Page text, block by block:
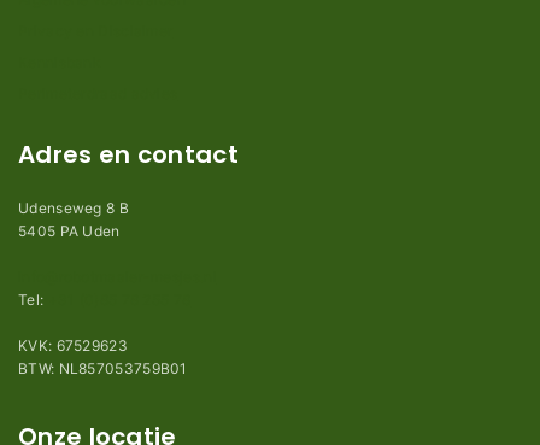
Adres en contact
Udenseweg 8 B
5405 PA Uden
Tel:
KVK: 67529623
BTW: NL857053759B01
Onze locatie